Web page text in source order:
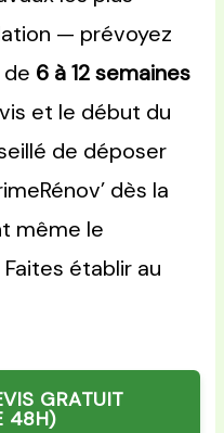
— prévoyez
6 à 12 semaines
et le début du
de déposer
dès la
même le
établir au
GRATUIT
48H)